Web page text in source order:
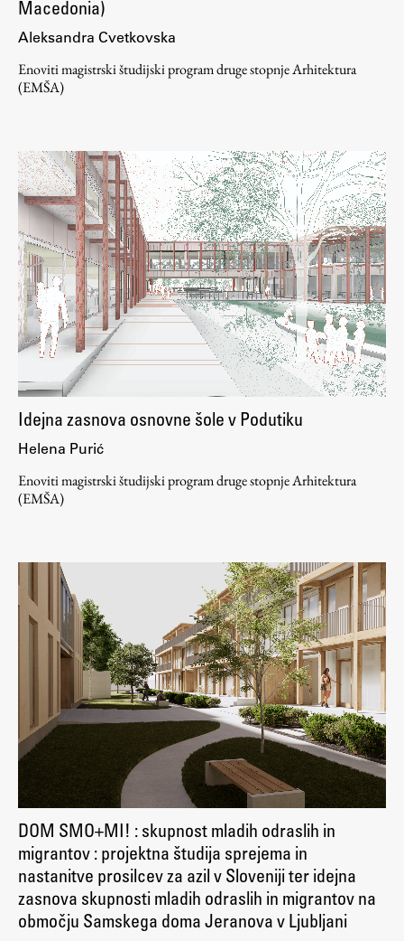
AR – Arhitektura, raziskovanje
Igra ustvarjalnosti
Macedonia)
Aleksandra Cvetkovska
Enoviti magistrski študijski program druge stopnje Arhitektura
(EMŠA)
Idejna zasnova osnovne šole v Podutiku
Helena Purić
Enoviti magistrski študijski program druge stopnje Arhitektura
(EMŠA)
DOM SMO+MI! : skupnost mladih odraslih in
migrantov : projektna študija sprejema in
nastanitve prosilcev za azil v Sloveniji ter idejna
zasnova skupnosti mladih odraslih in migrantov na
območju Samskega doma Jeranova v Ljubljani